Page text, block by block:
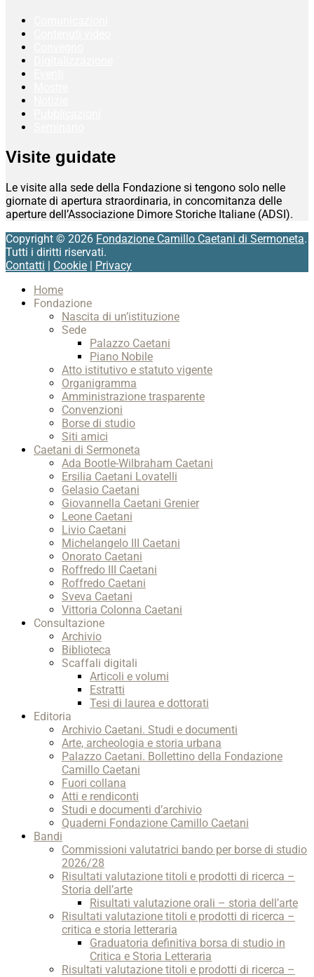
Visite guidate
Le visite alla sede della Fondazione si tengono solo nelle
giornate di apertura straordinaria, in concomitanza delle
aperture dell’Associazione Dimore Storiche Italiane (ADSI).
Copyright © 2026 Fondazione Camillo Caetani di Sermoneta.
Tutti i diritti riservati.
Contatti
Cookie
Privacy
Home
Fondazione
Nascita di un’istituzione
Sede
Palazzo Caetani
Piano Nobile
Atto istitutivo e statuto vigente
Organigramma
Amministrazione trasparente
Convenzioni
Borse di studio
Siti amici
Caetani di Sermoneta
Ada Bootle-Wilbraham Caetani
Ersilia Caetani Lovatelli
Gelasio Caetani
Giovannella Caetani Grenier
Leone Caetani
Livio Caetani
Michelangelo III Caetani
Onorato Caetani
Roffredo III Caetani
Roffredo Caetani
Sveva Caetani
Vittoria Colonna Caetani
Consultazione
Archivio
Biblioteca
Scaffali digitali
Articoli e volumi
Estratti
Tesi di laurea e dottorati
Editoria
Archivio Caetani. Studi e documenti
Arte, archeologia e storia urbana
Palazzo Caetani. Bollettino della Fondazione
Camillo Caetani
Fuori collana
Atti e rendiconti
Studi e documenti d’archivio
Quaderni Fondazione Camillo Caetani
Bandi
Commissioni valutatrici bando per borse di studio
2026/28
Risultati valutazione titoli e prodotti di ricerca –
Storia dell’arte
Risultati valutazione orali – storia dell’arte
Risultati valutazione titoli e prodotti di ricerca –
critica e storia letteraria
Graduatoria definitiva borsa di studio in
Critica e Storia Letteraria
Risultati valutazione titoli e prodotti di ricerca –